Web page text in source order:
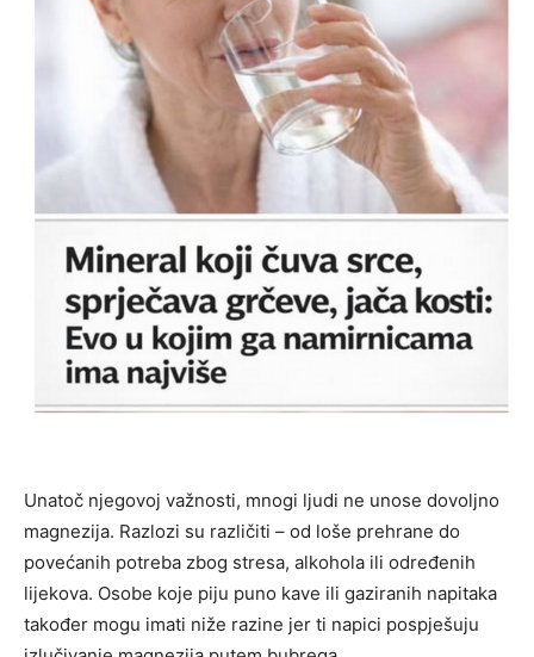
Unatoč njegovoj važnosti, mnogi ljudi ne unose dovoljno
magnezija. Razlozi su različiti – od loše prehrane do
povećanih potreba zbog stresa, alkohola ili određenih
lijekova. Osobe koje piju puno kave ili gaziranih napitaka
također mogu imati niže razine jer ti napici pospješuju